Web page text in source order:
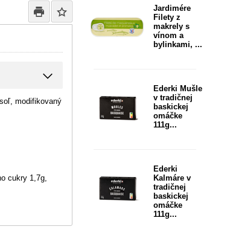
Jardimére
Filety z
makrely s
vínom a
bylinkami, ...
Ederki Mušle
v tradičnej
baskickej
omáčke
111g...
Ederki
Kalmáre v
tradičnej
baskickej
omáčke
111g...
modifikovaný
cukry 1,7g,